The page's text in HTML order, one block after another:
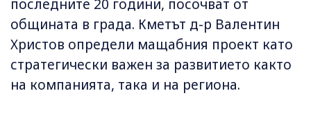
последните 20 години, посочват от
общината в града. Кметът д-р Валентин
Христов определи мащабния проект като
стратегически важен за развитието както
на компанията, така и на региона.